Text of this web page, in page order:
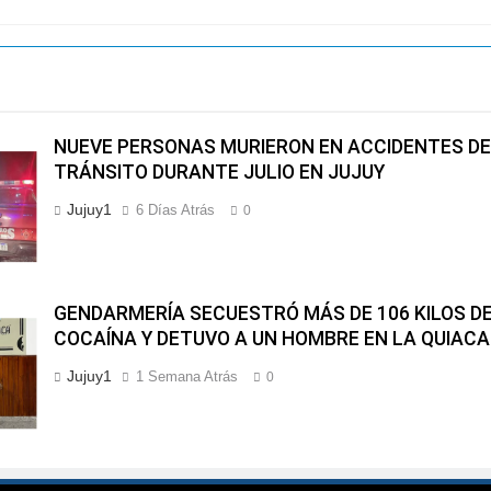
NUEVE PERSONAS MURIERON EN ACCIDENTES DE
TRÁNSITO DURANTE JULIO EN JUJUY
Jujuy1 6 Días Atrás 0
GENDARMERÍA SECUESTRÓ MÁS DE 106 KILOS
COCAÍNA Y DETUVO A UN HOMBRE EN LA QUIACA
Jujuy1 1 Semana Atrás 0